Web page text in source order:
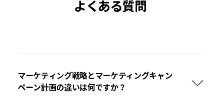
よくある質問
マーケティング戦略とマーケティングキャン
ペーン計画の違いは何ですか？